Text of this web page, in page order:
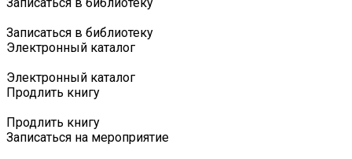
Записаться в библиотеку
Электронный каталог
Электронный каталог
Продлить книгу
Продлить книгу
Записаться на мероприятие